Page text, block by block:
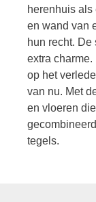
herenhuis als
en wand van
hun recht.
extra
op het
van nu. Met
en vloeren
tegels.